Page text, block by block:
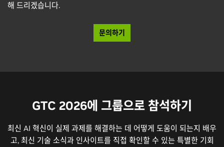
해 드리겠습니다.
문의하기
GTC 2026에 그룹으로 참석하기
최신 AI 혁신이 실제 과제를 해결하는 데 어떻게 도움이 되는지 배우
고, 최신 기술 소식과 인사이트를 직접 확인할 수 있는 특별한 기회